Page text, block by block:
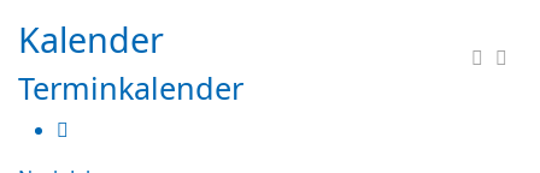
Kalender
Terminkalender